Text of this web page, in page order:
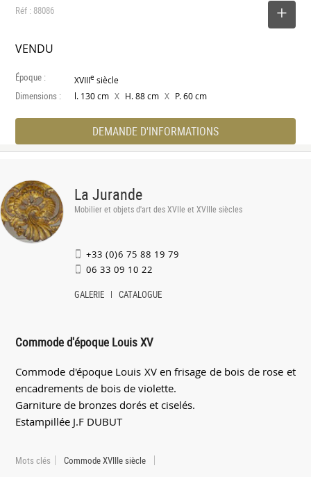
Réf : 88086
VENDU
Époque : XVIIIe siècle
Dimensions : l. 130 cm X H. 88 cm X P. 60 cm
DEMANDE D'INFORMATIONS
La Jurande
Mobilier et objets d'art des XVIIe et XVIIIe siècles
+33 (0)6 75 88 19 79
06 33 09 10 22
GALERIE CATALOGUE
Commode d'époque Louis XV
Commode d'époque Louis XV en frisage de bois de rose et
encadrements de bois de violette.
Garniture de bronzes dorés et ciselés.
Estampillée J.F DUBUT
Mots clés Commode XVIIIe siècle